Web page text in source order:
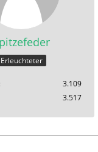
Erleuchteter
3.109
3.517